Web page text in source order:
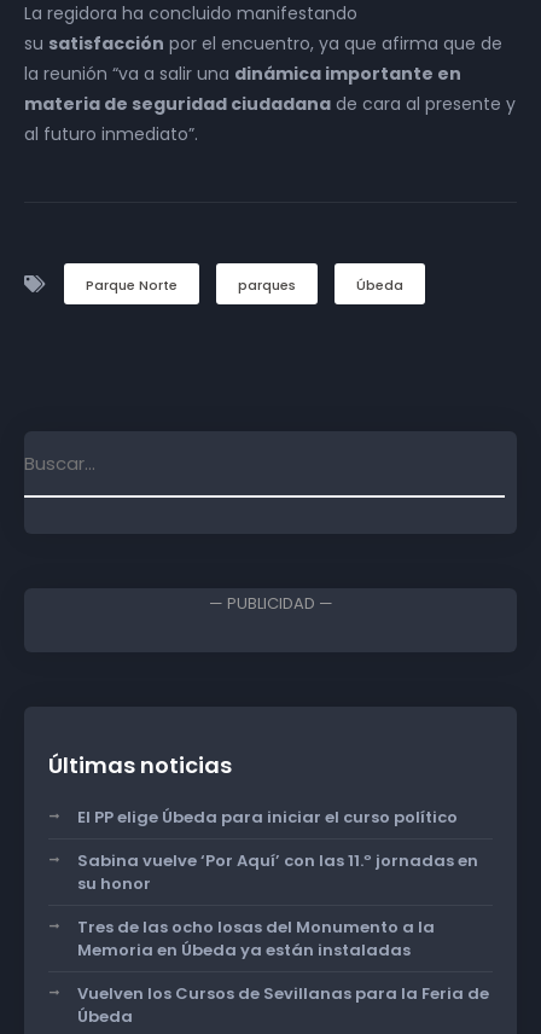
La regidora ha concluido manifestando
su satisfacción por el encuentro, ya que afirma que de
la reunión “va a salir una dinámica importante en
materia de seguridad ciudadana de cara al presente y
al futuro inmediato”.
Parque Norte parques Úbeda
— PUBLICIDAD —
Últimas noticias
El PP elige Úbeda para iniciar el curso político
Sabina vuelve ‘Por Aquí’ con las 11.º jornadas en
su honor
Tres de las ocho losas del Monumento a la
Memoria en Úbeda ya están instaladas
Vuelven los Cursos de Sevillanas para la Feria de
Úbeda